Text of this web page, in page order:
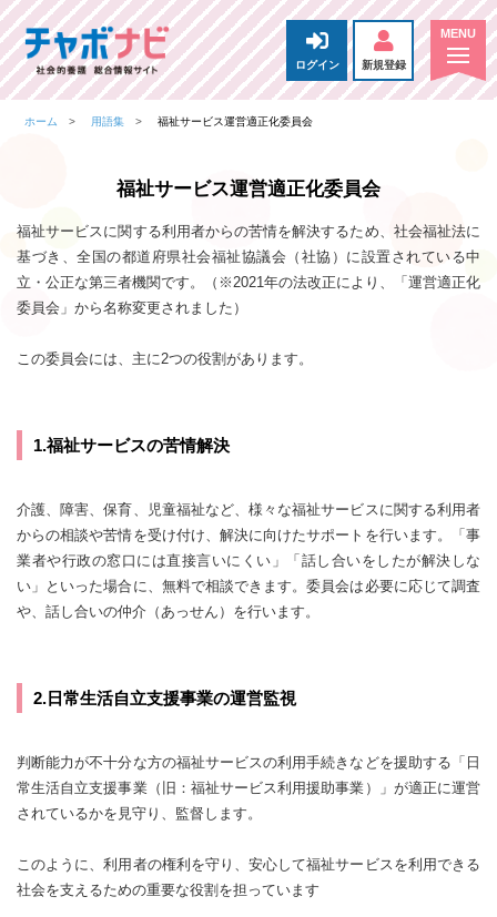
ログイン 新規登録
ホーム 用語集 福祉サービス運営適正化委員会
福祉サービス運営適正化委員会
福祉サービスに関する利用者からの苦情を解決するため、社会福祉法に
基づき、全国の都道府県社会福祉協議会（社協）に設置されている中
立・公正な第三者機関です。（※2021年の法改正により、「運営適正化
委員会」から名称変更されました）
この委員会には、主に2つの役割があります。
1.福祉サービスの苦情解決
介護、障害、保育、児童福祉など、様々な福祉サービスに関する利用者
からの相談や苦情を受け付け、解決に向けたサポートを行います。「事
業者や行政の窓口には直接言いにくい」「話し合いをしたが解決しな
い」といった場合に、無料で相談できます。委員会は必要に応じて調査
や、話し合いの仲介（あっせん）を行います。
2.日常生活自立支援事業の運営監視
判断能力が不十分な方の福祉サービスの利用手続きなどを援助する「日
常生活自立支援事業（旧：福祉サービス利用援助事業）」が適正に運営
されているかを見守り、監督します。
このように、利用者の権利を守り、安心して福祉サービスを利用できる
社会を支えるための重要な役割を担っています